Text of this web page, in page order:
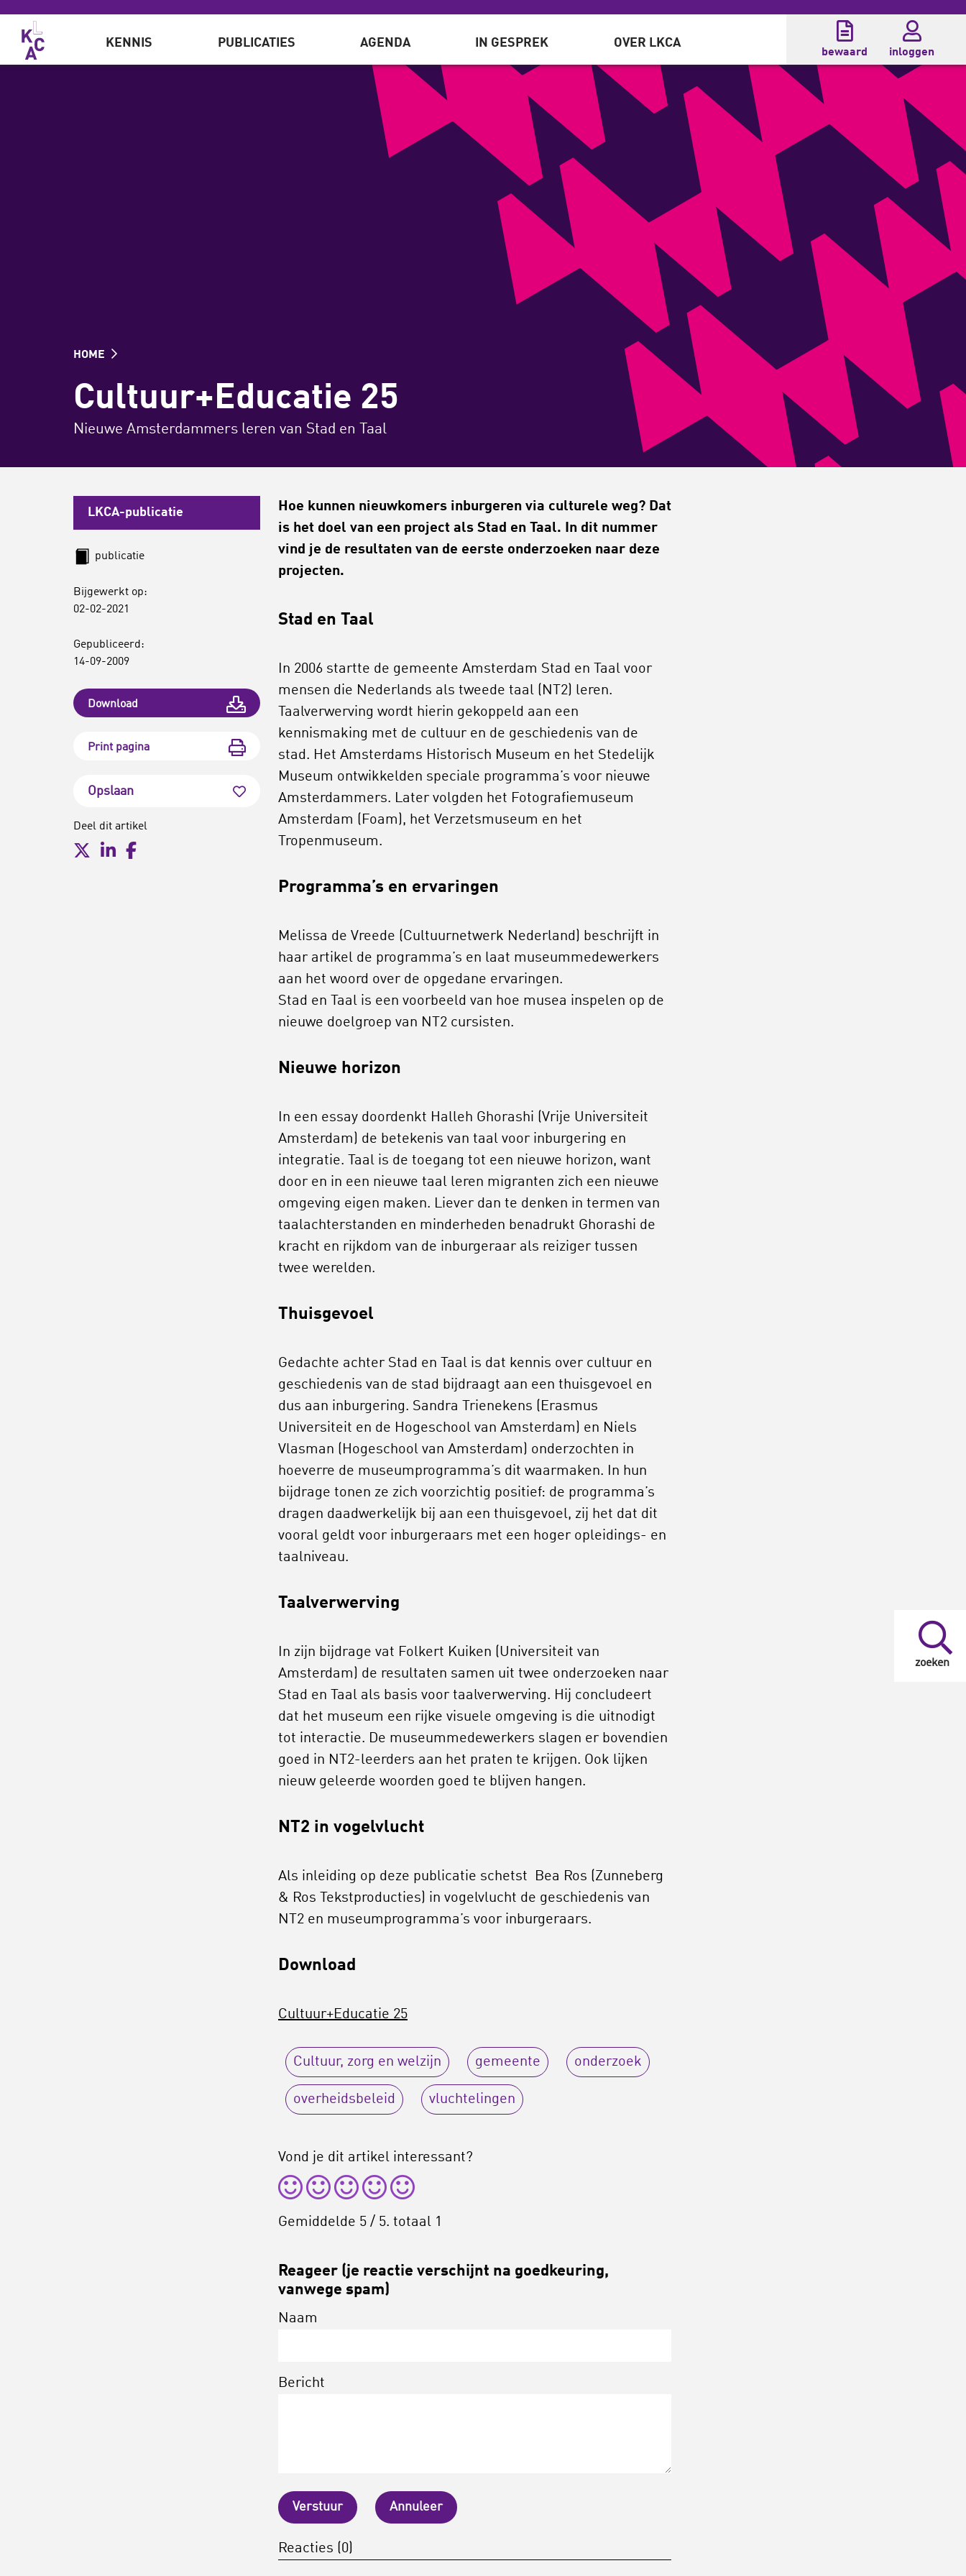
Overslaan en naar de inhoud gaan
zoeken
KENNIS PUBLICATIES AGENDA IN GESPREK OVER LKCA
bewaard inloggen
HOME
Cultuur+Educatie 25
Nieuwe Amsterdammers leren van Stad en Taal
LKCA-publicatie
publicatie
Bijgewerkt op:
02-02-2021
Gepubliceerd:
14-09-2009
Download
Print pagina
Opslaan
Deel dit artikel
Hoe kunnen nieuwkomers inburgeren via culturele weg? Dat
is het doel van een project als Stad en Taal. In dit nummer
vind je de resultaten van de eerste onderzoeken naar deze
projecten.
Stad en Taal
In 2006 startte de gemeente Amsterdam Stad en Taal voor
mensen die Nederlands als tweede taal (NT2) leren.
Taalverwerving wordt hierin gekoppeld aan een
kennismaking met de cultuur en de geschiedenis van de
stad. Het Amsterdams Historisch Museum en het Stedelijk
Museum ontwikkelden speciale programma’s voor nieuwe
Amsterdammers. Later volgden het Fotografiemuseum
Amsterdam (Foam), het Verzetsmuseum en het
Tropenmuseum.
Programma’s en ervaringen
Melissa de Vreede (Cultuurnetwerk Nederland) beschrijft in
haar artikel de programma’s en laat museummedewerkers
aan het woord over de opgedane ervaringen.
Stad en Taal is een voorbeeld van hoe musea inspelen op de
nieuwe doelgroep van NT2 cursisten.
Nieuwe horizon
In een essay doordenkt Halleh Ghorashi (Vrije Universiteit
Amsterdam) de betekenis van taal voor inburgering en
integratie. Taal is de toegang tot een nieuwe horizon, want
door en in een nieuwe taal leren migranten zich een nieuwe
omgeving eigen maken. Liever dan te denken in termen van
taalachterstanden en minderheden benadrukt Ghorashi de
kracht en rijkdom van de inburgeraar als reiziger tussen
twee werelden.
Thuisgevoel
Gedachte achter Stad en Taal is dat kennis over cultuur en
geschiedenis van de stad bijdraagt aan een thuisgevoel en
dus aan inburgering. Sandra Trienekens (Erasmus
Universiteit en de Hogeschool van Amsterdam) en Niels
Vlasman (Hogeschool van Amsterdam) onderzochten in
hoeverre de museumprogramma’s dit waarmaken. In hun
bijdrage tonen ze zich voorzichtig positief: de programma’s
dragen daadwerkelijk bij aan een thuisgevoel, zij het dat dit
vooral geldt voor inburgeraars met een hoger opleidings- en
taalniveau.
Taalverwerving
In zijn bijdrage vat Folkert Kuiken (Universiteit van
Amsterdam) de resultaten samen uit twee onderzoeken naar
Stad en Taal als basis voor taalverwerving. Hij concludeert
dat het museum een rijke visuele omgeving is die uitnodigt
tot interactie. De museummedewerkers slagen er bovendien
goed in NT2-leerders aan het praten te krijgen. Ook lijken
nieuw geleerde woorden goed te blijven hangen.
NT2 in vogelvlucht
Als inleiding op deze publicatie schetst Bea Ros (Zunneberg
& Ros Tekstproducties) in vogelvlucht de geschiedenis van
NT2 en museumprogramma’s voor inburgeraars.
Download
Cultuur+Educatie 25
Cultuur, zorg en welzijn gemeente onderzoek
overheidsbeleid vluchtelingen
Vond je dit artikel interessant?
Gemiddelde 5 / 5. totaal 1
Reageer (je reactie verschijnt na goedkeuring,
vanwege spam)
Naam
Bericht
Verstuur Annuleer
Reacties (0)